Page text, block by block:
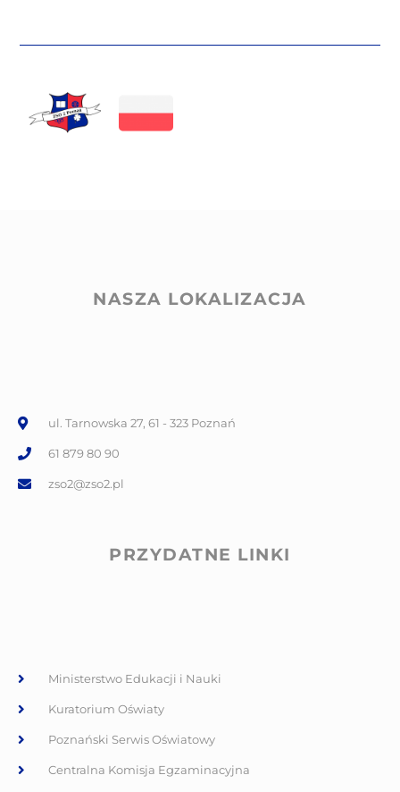
NASZA LOKALIZACJA
ul. Tarnowska 27, 61 - 323 Poznań
61 879 80 90
zso2@zso2.pl
PRZYDATNE LINKI
Ministerstwo Edukacji i Nauki
Kuratorium Oświaty
Poznański Serwis Oświatowy
Centralna Komisja Egzaminacyjna